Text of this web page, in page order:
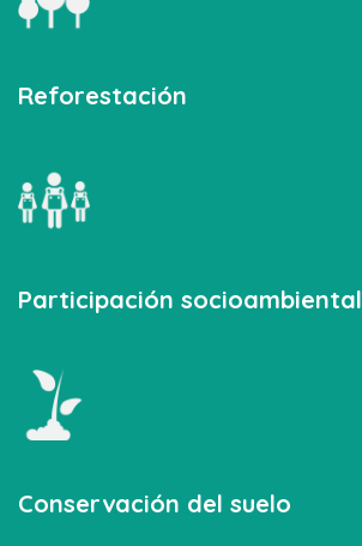
Reforestación
Participación socioambiental
Conservación del suelo